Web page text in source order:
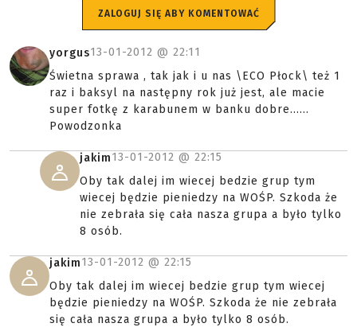
ZALOGUJ SIĘ ABY KOMENTOWAĆ
yorgus13-01-2012 @ 22:11
Świetna sprawa , tak jak i u nas \ECO Płock\ też 1
raz i baksyl na następny rok już jest, ale macie
super fotkę z karabunem w banku dobre......
Powodzonka
jakim13-01-2012 @ 22:15
Oby tak dalej im wiecej bedzie grup tym
wiecej będzie pieniedzy na WOŚP. Szkoda że
nie zebrała się cała nasza grupa a było tylko
8 osób.
jakim13-01-2012 @ 22:15
Oby tak dalej im wiecej bedzie grup tym wiecej
będzie pieniedzy na WOŚP. Szkoda że nie zebrała
się cała nasza grupa a było tylko 8 osób.